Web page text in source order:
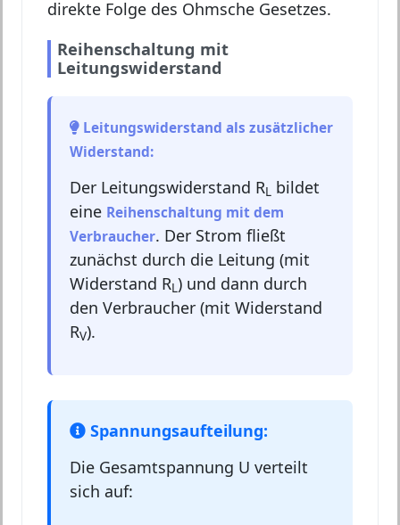
direkte Folge des Ohmsche Gesetzes.
Reihenschaltung mit
Leitungswiderstand
Leitungswiderstand als zusätzlicher
Widerstand:
Der Leitungswiderstand RL bildet
eine Reihenschaltung mit dem
Verbraucher. Der Strom fließt
zunächst durch die Leitung (mit
Widerstand RL) und dann durch
den Verbraucher (mit Widerstand
RV).
Spannungsaufteilung:
Die Gesamtspannung U verteilt
sich auf: